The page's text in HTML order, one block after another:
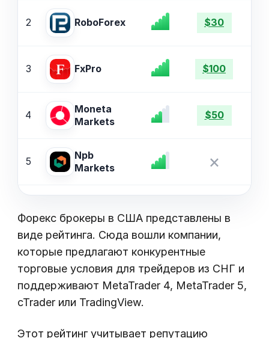
2 RoboForex $30
3 FxPro $100
4
Moneta
Markets
$50
5
Npb
Markets
×
Форекс брокеры в США представлены в
виде рейтинга. Сюда вошли компании,
которые предлагают конкурентные
торговые условия для трейдеров из СНГ и
поддерживают MetaTrader 4, MetaTrader 5,
cTrader или TradingView.
Этот рейтинг учитывает репутацию